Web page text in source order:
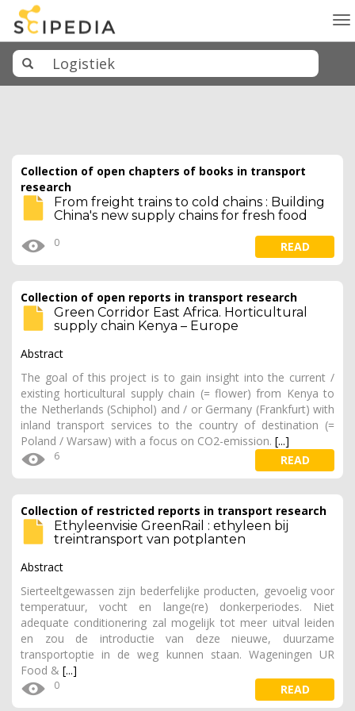
Collection of open chapters of books in transport
research
From freight trains to cold chains : Building
China's new supply chains for fresh food
0 READ
Collection of open reports in transport research
Green Corridor East Africa. Horticultural
supply chain Kenya – Europe
Abstract
The goal of this project is to gain insight into the current /
existing horticultural supply chain (= flower) from Kenya to
the Netherlands (Schiphol) and / or Germany (Frankfurt) with
inland transport services to the country of destination (=
Poland / Warsaw) with a focus on CO2-emission. [...]
6 READ
Collection of restricted reports in transport research
Ethyleenvisie GreenRail : ethyleen bij
treintransport van potplanten
Abstract
Sierteeltgewassen zijn bederfelijke producten, gevoelig voor
temperatuur, vocht en lange(re) donkerperiodes. Niet
adequate conditionering zal mogelijk tot meer uitval leiden
en zou de introductie van deze nieuwe, duurzame
transportoptie in de weg kunnen staan. Wageningen UR
Food & [...]
0 READ